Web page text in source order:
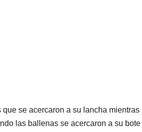
se acercaron a su lancha mientras
las ballenas se acercaron a su bote